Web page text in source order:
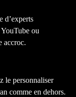
d’experts
ou
accroc.
le personnaliser
comme en dehors.